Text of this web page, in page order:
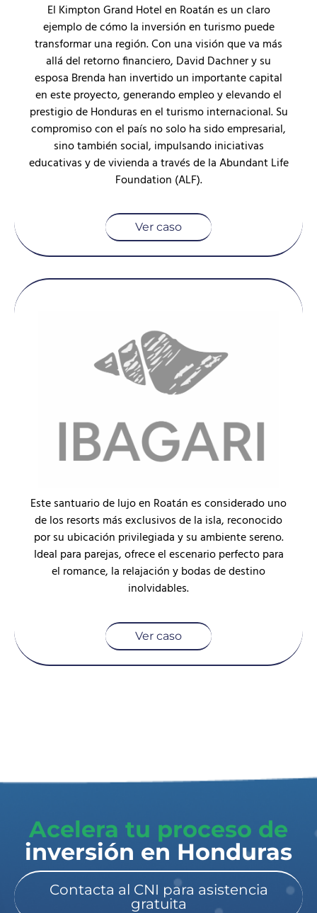
El Kimpton Grand Hotel en Roatán es un claro
ejemplo de cómo la inversión en turismo puede
transformar una región. Con una visión que va más
allá del retorno financiero, David Dachner y su
esposa Brenda han invertido un importante capital
en este proyecto, generando empleo y elevando el
prestigio de Honduras en el turismo internacional. Su
compromiso con el país no solo ha sido empresarial,
sino también social, impulsando iniciativas
educativas y de vivienda a través de la Abundant Life
Foundation (ALF).
Ver caso
Este santuario de lujo en Roatán es considerado uno
de los resorts más exclusivos de la isla, reconocido
por su ubicación privilegiada y su ambiente sereno.
Ideal para parejas, ofrece el escenario perfecto para
el romance, la relajación y bodas de destino
inolvidables.
Ver caso
Acelera tu proceso de
inversión en Honduras​
Contacta al CNI para asistencia
gratuita